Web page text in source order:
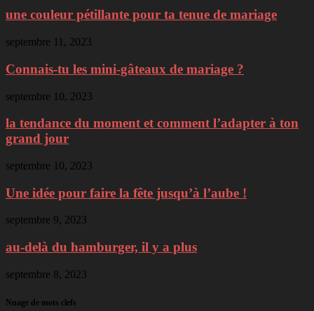
une couleur pétillante pour ta tenue de mariage
septembre 11, 2023
Connais-tu les mini-gâteaux de mariage ?
septembre 10, 2023
la tendance du moment et comment l’adapter à ton
grand jour
septembre 10, 2023
Une idée pour faire la fête jusqu’à l’aube !
septembre 9, 2023
au-delà du hamburger, il y a plus
septembre 8, 2023
Nuage de mots clefs